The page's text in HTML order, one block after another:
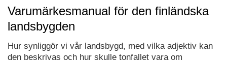
Varumärkesmanual för den finländska
landsbygden
Hur synliggör vi vår landsbygd, med vilka adjektiv kan
den beskrivas och hur skulle tonfallet vara om